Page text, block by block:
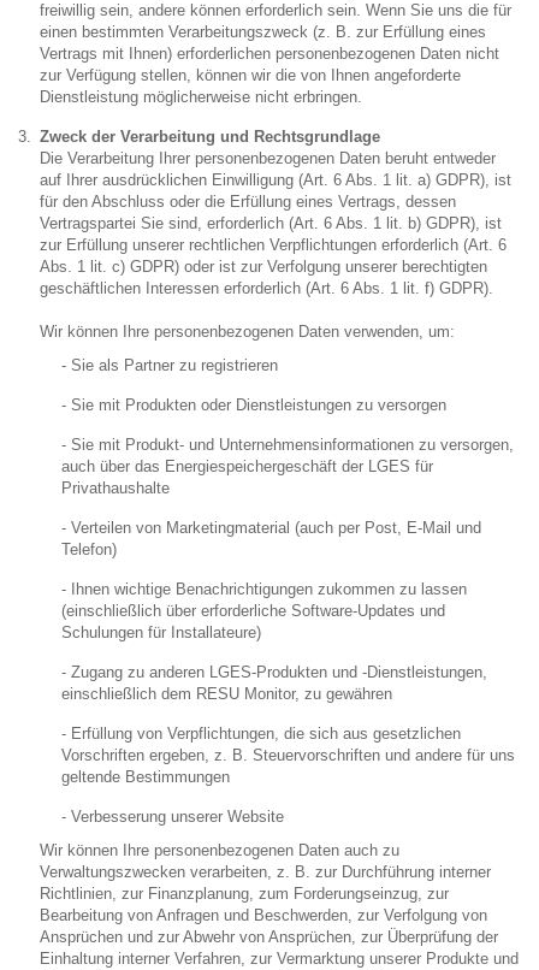
freiwillig sein, andere können erforderlich sein. Wenn Sie uns die für
einen bestimmten Verarbeitungszweck (z. B. zur Erfüllung eines
Vertrags mit Ihnen) erforderlichen personenbezogenen Daten nicht
zur Verfügung stellen, können wir die von Ihnen angeforderte
Dienstleistung möglicherweise nicht erbringen.
Zweck der Verarbeitung und Rechtsgrundlage
Die Verarbeitung Ihrer personenbezogenen Daten beruht entweder
auf Ihrer ausdrücklichen Einwilligung (Art. 6 Abs. 1 lit. a) GDPR), ist
für den Abschluss oder die Erfüllung eines Vertrags, dessen
Vertragspartei Sie sind, erforderlich (Art. 6 Abs. 1 lit. b) GDPR), ist
zur Erfüllung unserer rechtlichen Verpflichtungen erforderlich (Art. 6
Abs. 1 lit. c) GDPR) oder ist zur Verfolgung unserer berechtigten
geschäftlichen Interessen erforderlich (Art. 6 Abs. 1 lit. f) GDPR).
Wir können Ihre personenbezogenen Daten verwenden, um:
- Sie als Partner zu registrieren
- Sie mit Produkten oder Dienstleistungen zu versorgen
- Sie mit Produkt- und Unternehmensinformationen zu versorgen,
auch über das Energiespeichergeschäft der LGES für
Privathaushalte
- Verteilen von Marketingmaterial (auch per Post, E-Mail und
Telefon)
- Ihnen wichtige Benachrichtigungen zukommen zu lassen
(einschließlich über erforderliche Software-Updates und
Schulungen für Installateure)
- Zugang zu anderen LGES-Produkten und -Dienstleistungen,
einschließlich dem RESU Monitor, zu gewähren
- Erfüllung von Verpflichtungen, die sich aus gesetzlichen
Vorschriften ergeben, z. B. Steuervorschriften und andere für uns
geltende Bestimmungen
- Verbesserung unserer Website
Wir können Ihre personenbezogenen Daten auch zu
Verwaltungszwecken verarbeiten, z. B. zur Durchführung interner
Richtlinien, zur Finanzplanung, zum Forderungseinzug, zur
Bearbeitung von Anfragen und Beschwerden, zur Verfolgung von
Ansprüchen und zur Abwehr von Ansprüchen, zur Überprüfung der
Einhaltung interner Verfahren, zur Vermarktung unserer Produkte und